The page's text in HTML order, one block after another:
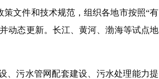
文件和技术规范，组织各地市按照“有
动态更新。长江、黄河、渤海等试点地
污水管网配套建设、污水处理能力提